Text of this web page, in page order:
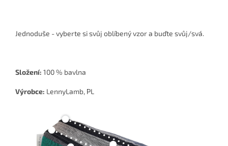
Jednoduše - vyberte si svůj oblíbený vzor a buďte svůj/svá.
Složení: 100 % bavlna
Výrobce: LennyLamb, PL